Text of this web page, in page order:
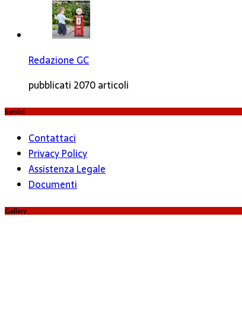
Redazione GC
pubblicati 2070 articoli
Servizi
Contattaci
Privacy Policy
Assistenza Legale
Documenti
Gallery